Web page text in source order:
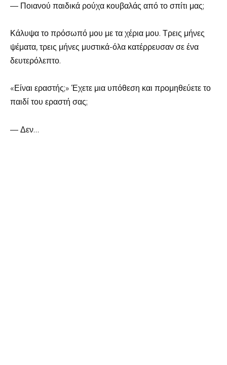
— Ποιανού παιδικά ρούχα κουβαλάς από το σπίτι μας;
Κάλυψα το πρόσωπό μου με τα χέρια μου. Τρεις μήνες
ψέματα, τρεις μήνες μυστικά-όλα κατέρρευσαν σε ένα
δευτερόλεπτο.
«Είναι εραστής;» Έχετε μια υπόθεση και προμηθεύετε το
παιδί του εραστή σας;
— Δεν…